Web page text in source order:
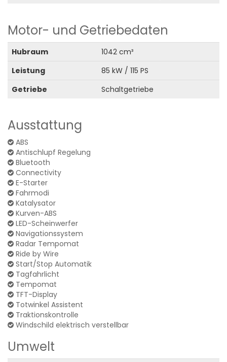
Motor- und Getriebedaten
Hubraum
1042 cm³
Leistung
85 kW / 115 PS
Getriebe
Schaltgetriebe
Ausstattung
ABS
Antischlupf Regelung
Bluetooth
Connectivity
E-Starter
Fahrmodi
Katalysator
Kurven-ABS
LED-Scheinwerfer
Navigationssystem
Radar Tempomat
Ride by Wire
Start/Stop Automatik
Tagfahrlicht
Tempomat
TFT-Display
Totwinkel Assistent
Traktionskontrolle
Windschild elektrisch verstellbar
Umwelt